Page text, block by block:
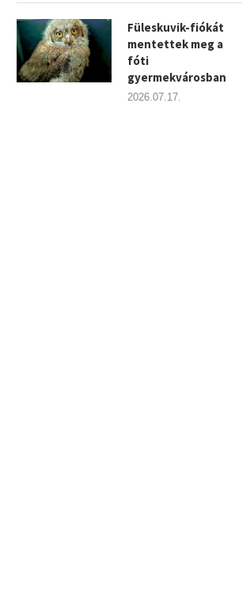
Füleskuvik-fiókát
mentettek meg a
fóti
gyermekvárosban
2026.07.17.